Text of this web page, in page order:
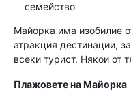
семейство
Майорка има изобилие
атракция дестинации,
всеки турист. Някои от
Плажовете на Майорка